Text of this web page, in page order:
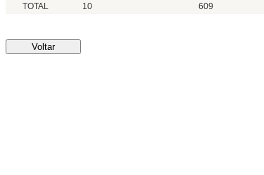
TOTAL
10 609